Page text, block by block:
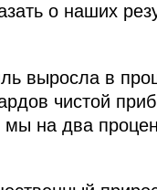
о наших
выросла в
чистой
мы на два